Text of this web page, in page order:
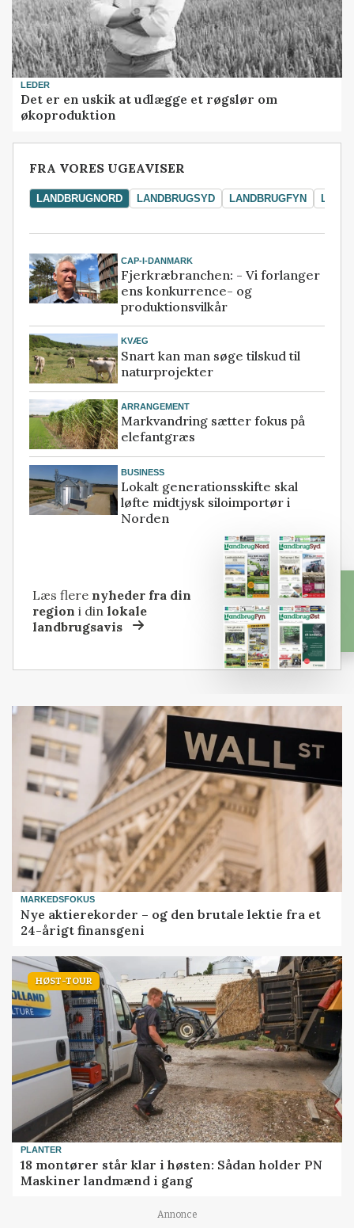
LEDER
Det er en uskik at udlægge et røgslør om
økoproduktion
FRA VORES UGEAVISER
LANDBRUGNORD LANDBRUGSYD LANDBRUGFYN
CAP-I-DANMARK
Fjerkræbranchen: - Vi forlanger
ens konkurrence- og
produktionsvilkår
KVÆG
Snart kan man søge tilskud til
naturprojekter
ARRANGEMENT
Markvandring sætter fokus på
elefantgræs
BUSINESS
Lokalt generationsskifte skal
løfte midtjysk siloimportør i
Norden
Læs flere nyheder fra din
region i dinlokale
landbrugsavis
MARKEDSFOKUS
Nye aktierekorder – og den brutale lektie fra et
24-årigt finansgeni
HØST-TOUR
PLANTER
18 montører står klar i høsten: Sådan holder PN
Maskiner landmænd i gang
Annonce